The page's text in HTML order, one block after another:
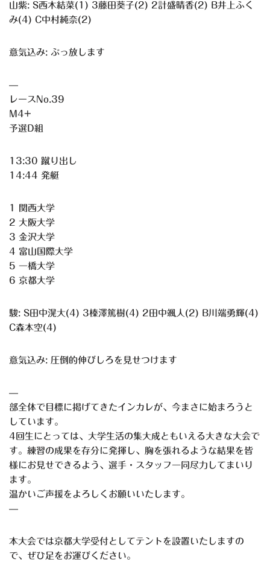
山紫: S西木結菜(1) 3藤田葵子(2) 2計盛晴香(2) B井上ふく
み(4) C中村純奈(2)
意気込み: ぶっ放します
—
レースNo.39
M4+
予選D組
13:30 蹴り出し
14:44 発艇
1 関西大学
2 大阪大学
3 金沢大学
4 富山国際大学
5 一橋大学
6 京都大学
駿: S田中滉大(4) 3榛澤篤樹(4) 2田中颯人(2) B川端勇輝(4)
C森本空(4)
意気込み: 圧倒的伸びしろを見せつけます
—
部全体で目標に掲げてきたインカレが、今まさに始まろうと
しています。
4回生にとっては、大学生活の集大成ともいえる大きな大会で
す。練習の成果を存分に発揮し、胸を張れるような結果を皆
様にお見せできるよう、選手・スタッフ一同尽力してまいり
ます。
温かいご声援をよろしくお願いいたします。
—
本大会では京都大学受付としてテントを設置いたしますの
で、ぜひ足をお運びください。